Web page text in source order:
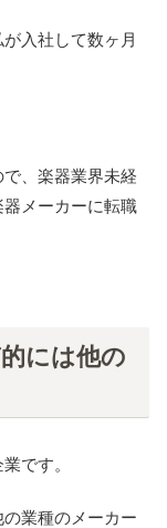
入社して数ヶ月
、楽器業界未経
メーカーに転職
には他の
です。
業種のメーカー